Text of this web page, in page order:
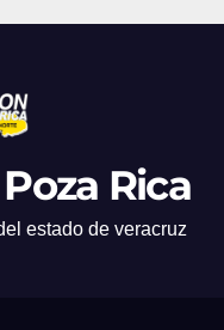
Rica
estado de veracruz